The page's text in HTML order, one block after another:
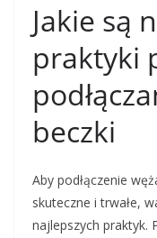
Jakie są
praktyki
beczki
Aby podłączenie
skuteczne i trwałe,
najlepszych praktyk.